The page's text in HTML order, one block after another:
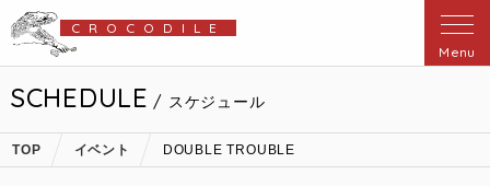
CROCODILE
Menu
SCHEDULE / スケジュール
TOP イベント DOUBLE TROUBLE